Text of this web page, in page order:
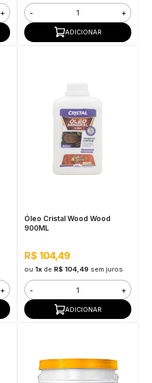
+ - +
ADICIONAR
+
Óleo Cristal Wood Wood
900ML
R$ 104,49
ou 1xde R$ 104,49 sem juros
- +
ADICIONAR